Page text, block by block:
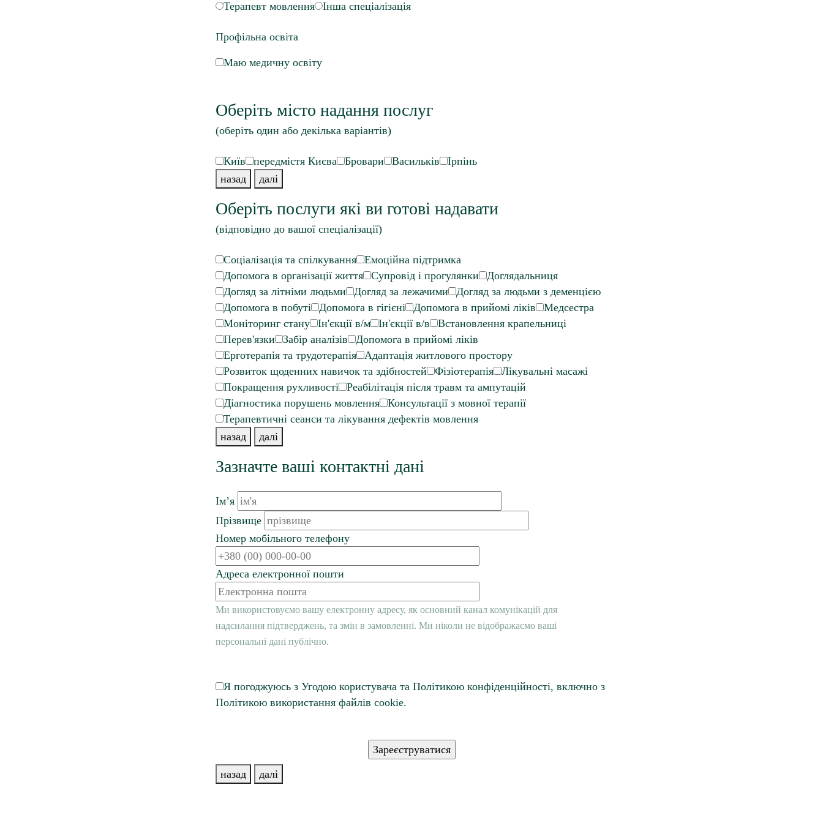
Терапевт мовлення Інша спеціалізація
Профільна освіта
Маю медичну освіту
Оберіть місто надання послуг
(оберіть один або декілька варіантів)
Київ передмістя Києва Бровари Васильків
Ірпінь
назад
далі
Оберіть послуги які ви готові надавати
(відповідно до вашої спеціалізації)
Соціалізація та спілкування
Емоційна підтримка
Допомога в організації життя
Супровід і прогулянки
Доглядальниця
Догляд за літніми людьми
Догляд за лежачими
Догляд за людьми з деменцією
Допомога в побуті
Допомога в гігієні Допомога в прийомі ліків
Медсестра
Моніторинг стану
Ін'єкції в/м Ін'єкції в/в
Встановлення крапельниці
Перев'язки
Забір аналізів
Допомога в прийомі ліків
Ерготерапія та трудотерапія
Адаптація житлового простору
Розвиток щоденних навичок та здібностей
Фізіотерапія
Лікувальні масажі
Покращення рухливості
Реабілітація після травм та ампутацій
Діагностика порушень мовлення
Консультації з мовної терапії
Терапевтичні сеанси та лікування дефектів мовлення
назад
далі
Зазначте ваші контактні дані
Ім’я
Прізвище
Номер мобільного телефону
Адреса електронної пошти
Ми використовуємо вашу електронну адресу, як основний канал комунікацій для
надсилання підтверджень, та змін в замовленні. Ми ніколи не відображаємо ваші
персональні дані публічно.
Я погоджуюсь з Угодою користувача та Політикою конфіденційності, включно з
Політикою використання файлів cookie.
назад далі